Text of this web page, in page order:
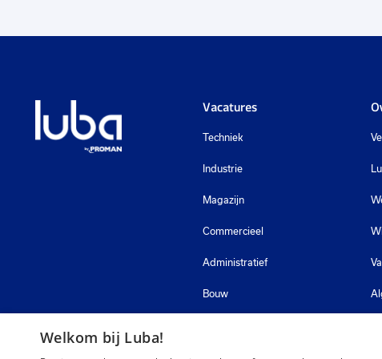
Vacatures
Techniek
Industrie
Magazijn
Commercieel
Administratief
Bouw
Welkom bij Luba!